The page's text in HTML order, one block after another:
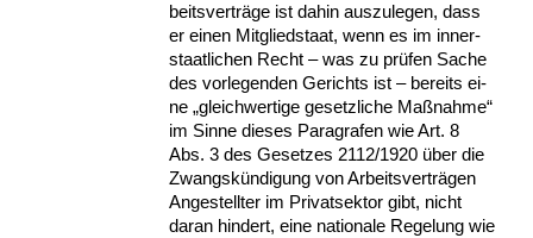
beits­verträge ist da­hin aus­zu­le­gen, dass
er ei­nen Mit­glied­staat, wenn es im in­ner­
staat­li­chen Recht – was zu prüfen Sa­che
des vor­le­gen­den Ge­richts ist – be­reits ei­
ne „gleich­wer­ti­ge ge­setz­li­che Maßnah­me“
im Sin­ne die­ses Pa­ra­gra­fen wie Art. 8
Abs. 3 des Ge­set­zes 2112/1920 über die
Zwangskündi­gung von Ar­beits­verträgen
An­ge­stell­ter im Pri­vat­sek­tor gibt, nicht
dar­an hin­dert, ei­ne na­tio­na­le Re­ge­lung wie